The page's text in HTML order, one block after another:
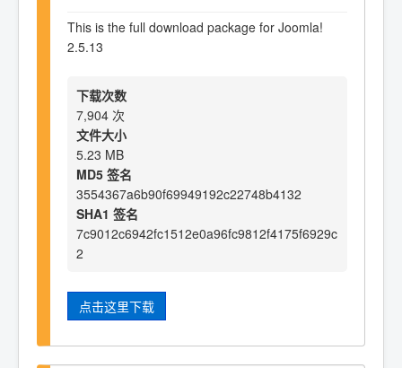
This is the full download package for Joomla!
2.5.13
下载次数
7,904 次
文件大小
5.23 MB
MD5 签名
3554367a6b90f69949192c22748b4132
SHA1 签名
7c9012c6942fc1512e0a96fc9812f4175f6929c
2
点击这里下载